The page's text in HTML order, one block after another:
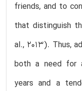
friends, and to
that distinguish
al., 2013). Thus,
both a need for
years and a